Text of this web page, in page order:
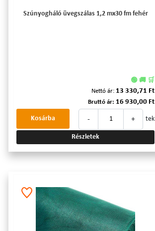
Szúnyogháló üvegszálas 1,2 mx30 fm fehér
🟢 🚚 🛒
Nettó ár: 13 330,71 Ft
Bruttó ár: 16 930,00 Ft
- + tek
Kosárba
Részletek